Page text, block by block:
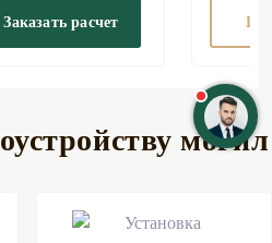
Заказать расчет В
могил